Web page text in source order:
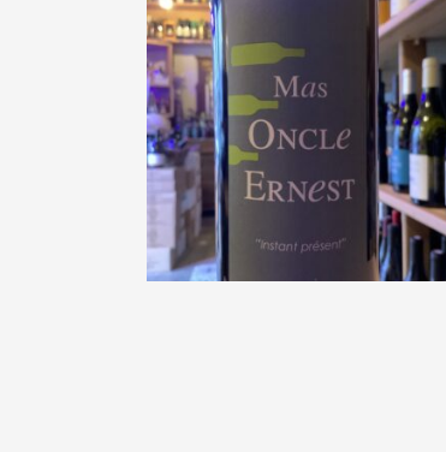
Mas Oncle Ernest « Instant
présent » 2021